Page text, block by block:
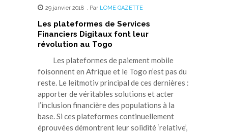
29 janvier 2018 , Par LOME GAZETTE
Les plateformes de Services
Financiers Digitaux font leur
révolution au Togo
Les plateformes de paiement mobile
foisonnent en Afrique et le Togo n’est pas du
reste. Le leitmotiv principal de ces dernières :
apporter de véritables solutions et acter
l’inclusion financière des populations à la
base. Si ces plateformes continuellement
éprouvées démontrent leur solidité ‘relative’,